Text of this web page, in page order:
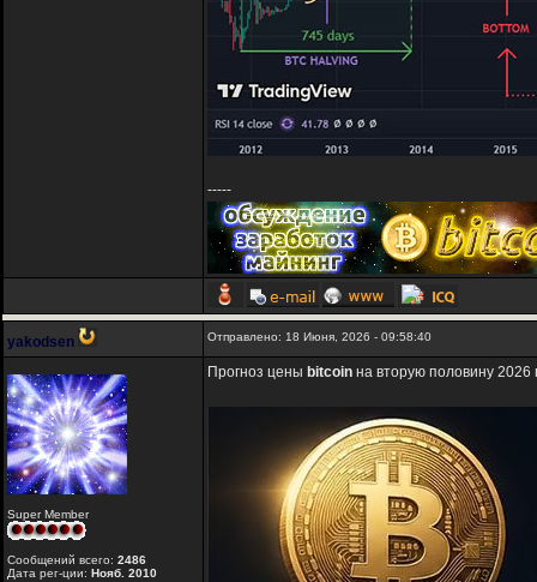
-----
yakodsen Отправлено: 18 Июня, 2026 - 09:58:40
Super Member
Сообщений всего: 2486
Дата рег-ции: Нояб. 2010
Прогноз цены bitcoin на вторую половину 2026